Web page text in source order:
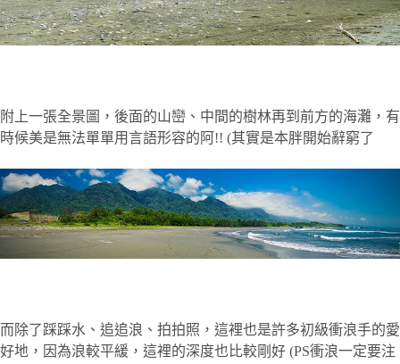
附上一張全景圖，後面的山巒、中間的樹林再到前方的海灘，有
時候美是無法單單用言語形容的阿!! (其實是本胖開始辭窮了
而除了踩踩水、追追浪、拍拍照，這裡也是許多初級衝浪手的愛
好地，因為浪較平緩，這裡的深度也比較剛好 (PS衝浪一定要注